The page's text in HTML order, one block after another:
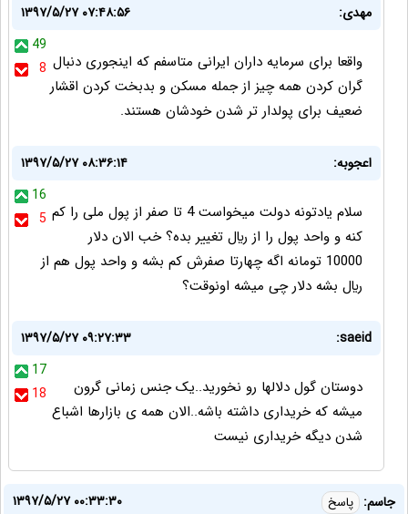
مهدی:
۱۳۹۷/۵/۲۷ ۰۷:۴۸:۵۶
49
8 واقعا برای سرمایه داران ایرانی متاسفم که اینجوری دنبال
گران کردن همه چیز از جمله مسکن و بدبخت کردن اقشار
ضعیف برای پولدار تر شدن خودشان هستند.
اعجوبه:
۱۳۹۷/۵/۲۷ ۰۸:۳۶:۱۴
16
5 سلام یادتونه دولت میخواست 4 تا صفر از پول ملی را کم
کنه و واحد پول را از ريال تغییر بده؟ خب الان دلار
10000 تومانه اگه چهارتا صفرش کم بشه و واحد پول هم از
ريال بشه دلار چی میشه اونوقت؟
saeid:
۱۳۹۷/۵/۲۷ ۰۹:۲۷:۳۳
17
18
دوستان گول دلالها رو نخورید..یک جنس زمانی گرون
میشه که خریداری داشته باشه..الان همه ی بازارها اشباع
شدن دیگه خریداری نیست
جاسم: پاسخ
۱۳۹۷/۵/۲۷ ۰۰:۳۳:۳۰